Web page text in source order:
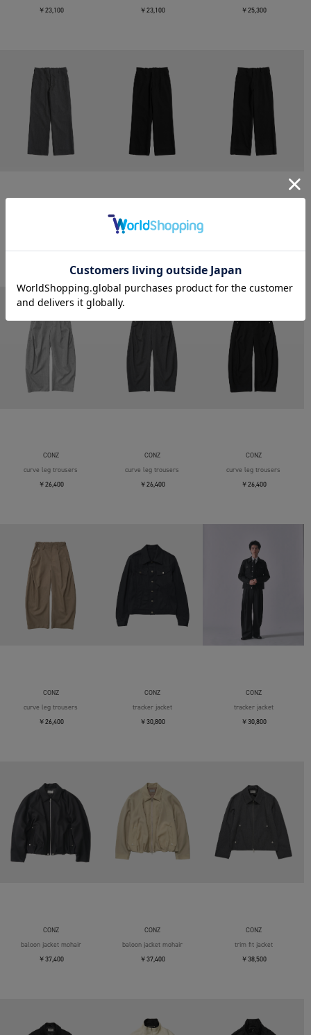
￥23,100 ￥23,100 ￥25,300
trim fit trousers straight
CONZ
curve leg trousers
￥26,400
CONZ
curve leg trousers
￥26,400
CONZ
curve leg trousers
￥26,400
CONZ
curve leg trousers
￥26,400
CONZ
tracker jacket
￥30,800
CONZ
tracker jacket
￥30,800
CONZ
baloon jacket mohair
￥37,400
CONZ
baloon jacket mohair
￥37,400
CONZ
trim fit jacket
￥38,500